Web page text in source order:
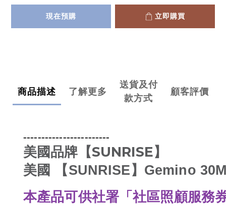
現在預購 立即購買
商品描述 了解更多
送貨及付
款方式
顧客評價
------------------------
美國品牌 【SUNRISE 】
美國 【SUNRISE】Gemino
本產品可供社署「社區照顧服務